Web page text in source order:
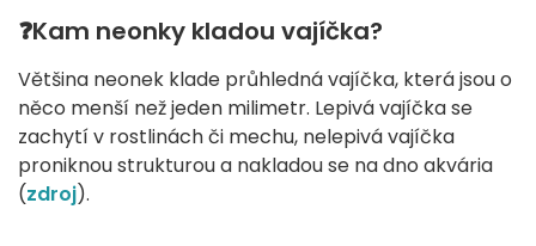
❓Kam neonky kladou vajíčka?
Většina neonek klade průhledná vajíčka, která jsou o
něco menší než jeden milimetr. Lepivá vajíčka se
zachytí v rostlinách či mechu, nelepivá vajíčka
proniknou strukturou a nakladou se na dno akvária
(zdroj).